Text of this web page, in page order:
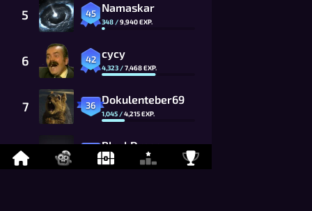
5 45 Namaskar
348 /9,940EXP.
6 42 cycy
4,323 /7,468EXP.
7 36 Dokulenteber69
1,045 /4,215EXP.
8 BlackDragon_
970/ EXP.